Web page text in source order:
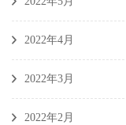
2022年4月
2022年3月
2022年2月